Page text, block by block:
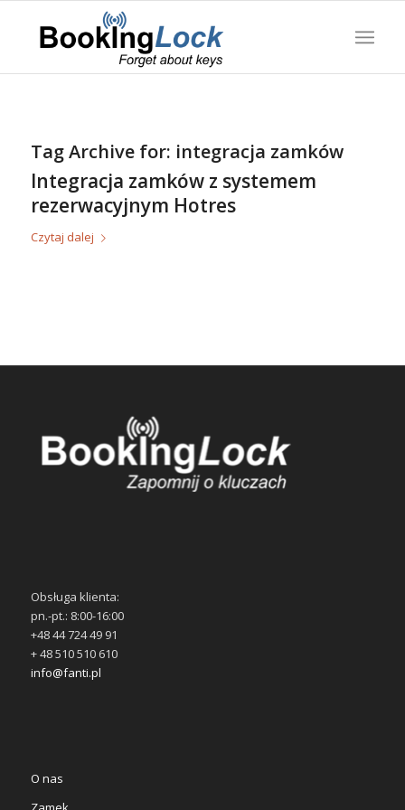
Tag Archive for: integracja zamków
Integracja zamków z systemem
rezerwacyjnym Hotres
Czytaj dalej
Obsługa klienta:
pn.-pt.: 8:00-16:00
+48 44 724 49 91
+ 48 510 510 610
info@fanti.pl
O nas